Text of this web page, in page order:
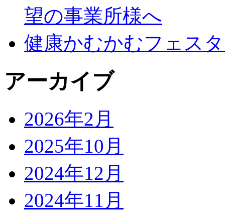
望の事業所様へ
健康かむかむフェス
アーカイブ
2026年2月
2025年10月
2024年12月
2024年11月